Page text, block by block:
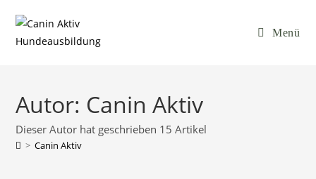
Menü
Autor: Canin Aktiv
Dieser Autor hat geschrieben 15 Artikel
> Canin Aktiv